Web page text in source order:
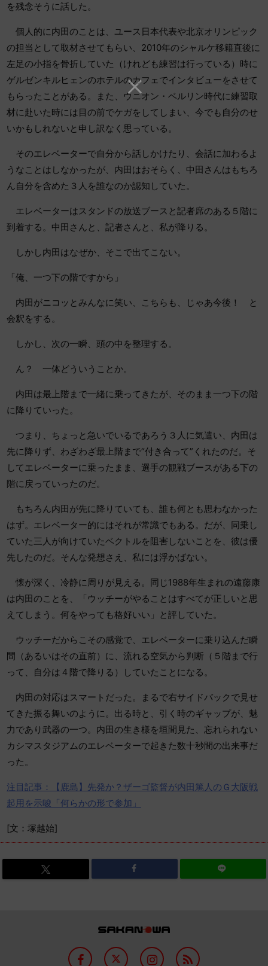
を残念そうに話した。
個人的に内田のことは、ユース日本代表や北京オリンピック
の担当として取材させてもらい、2010年のシャルケ移籍直後に
左足の小指を骨折していた（けれども練習は行っている）時に
ゲルゼンキルヒェンのホテルのカフェでインタビューをさせて
もらったことがある。また、ウニオン・ベルリン時代に練習取
材に赴いた時には目の前でケガをしてしまい、今でも自分のせ
いかもしれないと申し訳なく思っている。
そのエレベーターで自分から話しかけたり、会話に加わるよ
うなことはしなかったが、内田はおそらく、中田さんはもちろ
ん自分を含めた３人を誰なのか認知していた。
エレベーターはスタンドの放送ブースと記者席のある５階に
到着する。中田さんと、記者さんと、私が降りる。
しかし内田はなぜか、そこで出てこない。
「俺、一つ下の階ですから」
内田がニコッとみんなに笑い、こちらも、じゃあ今後！ と
会釈をする。
しかし、次の一瞬、頭の中を整理する。
ん？ 一体どういうことか。
内田は最上階まで一緒に乗ってきたが、そのまま一つ下の階
に降りていった。
つまり、ちょっと急いでいるであろう３人に気遣い、内田は
先に降りず、わざわざ最上階まで“付き合って”くれたのだ。そ
してエレベーターに乗ったまま、選手の観戦ブースがある下の
階に戻っていったのだ。
もちろん内田が先に降りていても、誰も何とも思わなかった
はず。エレベーター的にはそれが常識でもある。だが、同乗し
ていた三人が向けていたベクトルを阻害しないことを、彼は優
先したのだ。そんな発想さえ、私には浮かばない。
懐が深く、冷静に周りが見える。同じ1988年生まれの遠藤康
は内田のことを、「ウッチーがやることはすべてが正しいと思
えてしまう。何をやっても格好いい」と評していた。
ウッチーだからこその感覚で、エレベーターに乗り込んだ瞬
間（あるいはその直前）に、流れる空気から判断（５階まで行
って、自分は４階で降りる）していたことになる。
内田の対応はスマートだった。まるで右サイドバックで見せ
てきた振る舞いのように。出る時と、引く時のギャップが、魅
力であり武器の一つ。内田の生き様を垣間見た、忘れられない
カシマスタジアムのエレベーターで起きた数十秒間の出来事だ
った。
注目記事：【鹿島】先発か？ザーゴ監督が内田篤人のＧ大阪戦
起用を示唆「何らかの形で参加」
[文：塚越始]